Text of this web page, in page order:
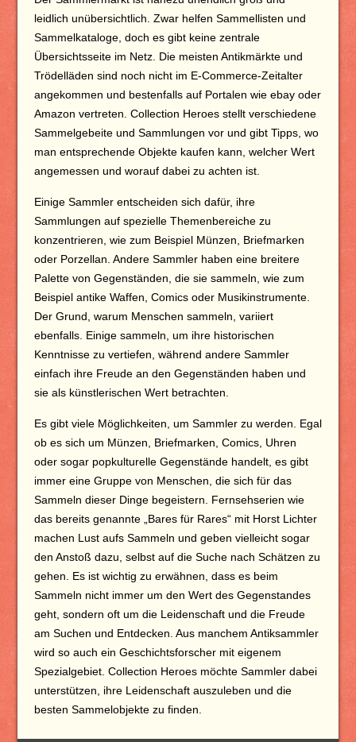
leidlich unübersichtlich. Zwar helfen Sammellisten und
Sammelkataloge, doch es gibt keine zentrale
Übersichtsseite im Netz. Die meisten Antikmärkte und
Trödelläden sind noch nicht im E-Commerce-Zeitalter
angekommen und bestenfalls auf Portalen wie ebay oder
Amazon vertreten. Collection Heroes stellt verschiedene
Sammelgebeite und Sammlungen vor und gibt Tipps, wo
man entsprechende Objekte kaufen kann, welcher Wert
angemessen und worauf dabei zu achten ist.
Einige Sammler entscheiden sich dafür, ihre
Sammlungen auf spezielle Themenbereiche zu
konzentrieren, wie zum Beispiel Münzen, Briefmarken
oder Porzellan. Andere Sammler haben eine breitere
Palette von Gegenständen, die sie sammeln, wie zum
Beispiel antike Waffen, Comics oder Musikinstrumente.
Der Grund, warum Menschen sammeln, variiert
ebenfalls. Einige sammeln, um ihre historischen
Kenntnisse zu vertiefen, während andere Sammler
einfach ihre Freude an den Gegenständen haben und
sie als künstlerischen Wert betrachten.
Es gibt viele Möglichkeiten, um Sammler zu werden. Egal
ob es sich um Münzen, Briefmarken, Comics, Uhren
oder sogar popkulturelle Gegenstände handelt, es gibt
immer eine Gruppe von Menschen, die sich für das
Sammeln dieser Dinge begeistern. Fernsehserien wie
das bereits genannte „Bares für Rares“ mit Horst Lichter
machen Lust aufs Sammeln und geben vielleicht sogar
den Anstoß dazu, selbst auf die Suche nach Schätzen zu
gehen. Es ist wichtig zu erwähnen, dass es beim
Sammeln nicht immer um den Wert des Gegenstandes
geht, sondern oft um die Leidenschaft und die Freude
am Suchen und Entdecken. Aus manchem Antiksammler
wird so auch ein Geschichtsforscher mit eigenem
Spezialgebiet. Collection Heroes möchte Sammler dabei
unterstützen, ihre Leidenschaft auszuleben und die
besten Sammelobjekte zu finden.